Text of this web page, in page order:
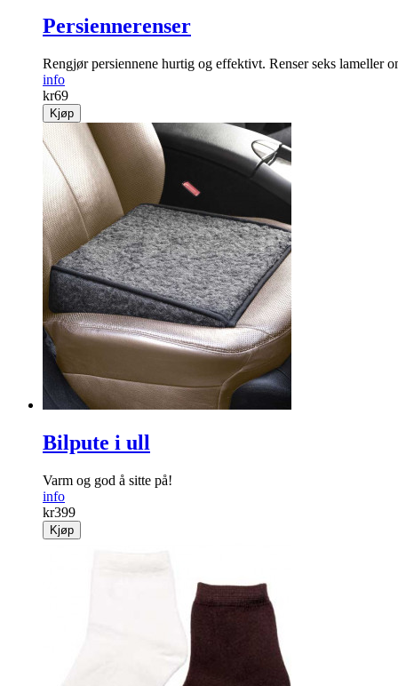
Persiennerenser
Rengjør persiennene hurtig og effektivt. Renser seks lameller
info
kr69
Kjøp
Bilpute i ull
Varm og god å sitte på!
info
kr399
Kjøp